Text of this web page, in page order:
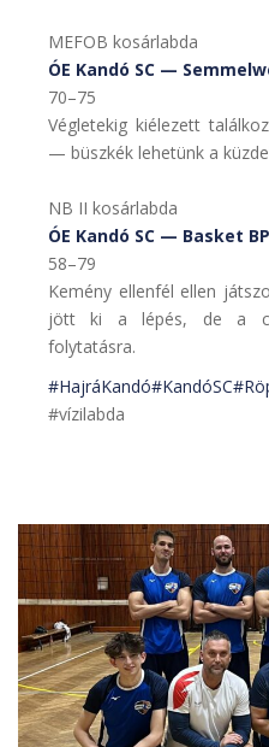
MEFOB kosárlabda
ÓE Kandó SC —
70–75
Végletekig kiélezett
— büszkék lehetünk a
NB II kosárlabda
ÓE Kandó SC — Basket BP
58–79
Kemény ellenfél ellen
jött ki a lépés, de a
folytatásra.
#HajráKandó#KandóSC
#vízilabda